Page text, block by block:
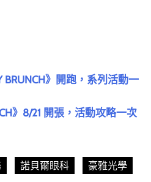
》開跑，系列活動一
》8/21 開張，活動攻略一次
諾貝爾眼科 豪雅光學